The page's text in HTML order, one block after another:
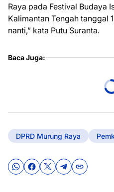
Raya pada Festival Budaya
Kalimantan Tengah tanggal
nanti,” kata Putu Suranta.
Baca Juga:
DPRD Murung Raya